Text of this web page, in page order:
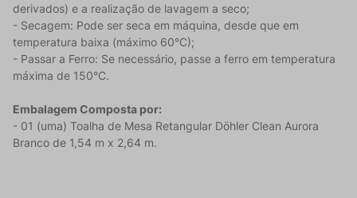
derivados) e a realização de lavagem a seco;
- Secagem: Pode ser seca em máquina, desde que em
temperatura baixa (máximo 60°C);
- Passar a Ferro: Se necessário, passe a ferro em temperatura
máxima de 150°C.
Embalagem Composta por:
- 01 (uma) Toalha de Mesa Retangular Döhler Clean Aurora
Branco de 1,54 m x 2,64 m.